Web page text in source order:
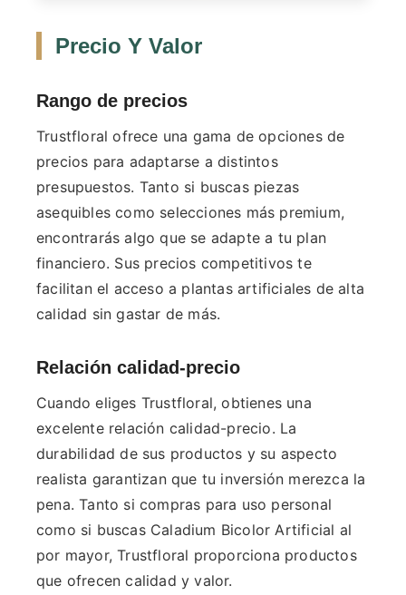
Precio Y Valor
Rango de precios
Trustfloral ofrece una gama de opciones de
precios para adaptarse a distintos
presupuestos. Tanto si buscas piezas
asequibles como selecciones más premium,
encontrarás algo que se adapte a tu plan
financiero. Sus precios competitivos te
facilitan el acceso a plantas artificiales de alta
calidad sin gastar de más.
Relación calidad-precio
Cuando eliges Trustfloral, obtienes una
excelente relación calidad-precio. La
durabilidad de sus productos y su aspecto
realista garantizan que tu inversión merezca la
pena. Tanto si compras para uso personal
como si buscas Caladium Bicolor Artificial al
por mayor, Trustfloral proporciona productos
que ofrecen calidad y valor.